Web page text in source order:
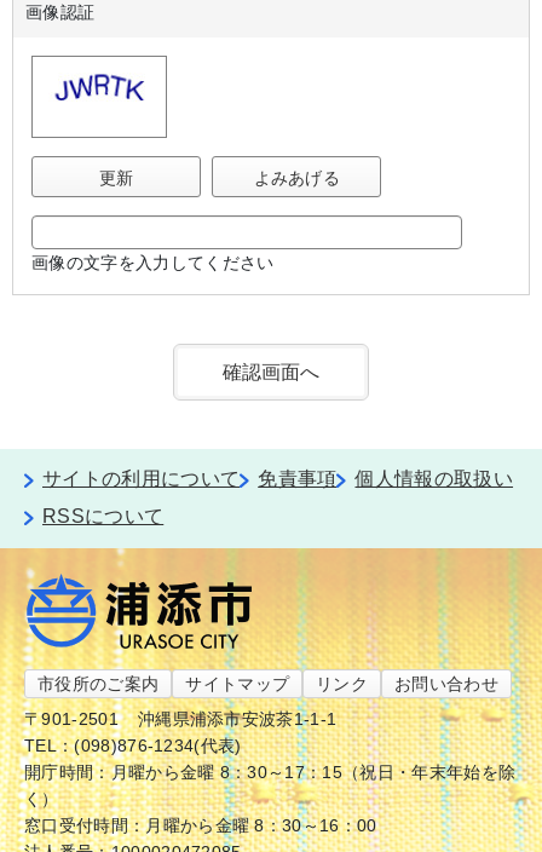
画像認証
更新 よみあげる
画像の文字を入力してください
サイトの利用について 免責事項
個人情報の取扱い
RSSについて
市役所のご案内 サイトマップ リンク
お問い合わせ
〒901-2501
沖縄県浦添市安波茶1-1-1
TEL：(098)876-1234(代表)
開庁時間：月曜から金曜 8：30～17：15（祝日・年末年始を除
く）
窓口受付時間：月曜から金曜 8：30～16：00